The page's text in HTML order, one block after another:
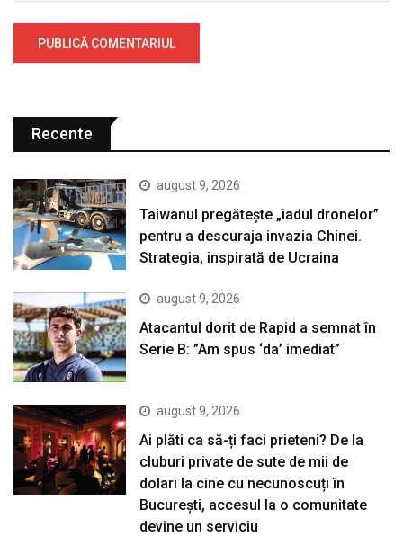
Recente
august 9, 2026
Taiwanul pregătește „iadul dronelor”
pentru a descuraja invazia Chinei.
Strategia, inspirată de Ucraina
august 9, 2026
Atacantul dorit de Rapid a semnat în
Serie B: ”Am spus ‘da’ imediat”
august 9, 2026
Ai plăti ca să-ți faci prieteni? De la
cluburi private de sute de mii de
dolari la cine cu necunoscuți în
București, accesul la o comunitate
devine un serviciu